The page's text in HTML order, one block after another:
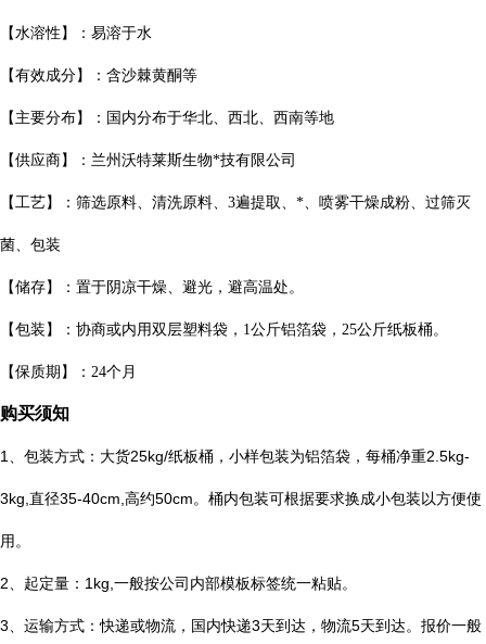
【水溶性】：易溶于水
【有效成分】：含沙棘黄酮等
【主要分布】：国内分布于华北、西北、西南等地
【供应商】：兰州沃特莱斯生物*技有限公司
【工艺】：筛选原料、清洗原料、3遍提取、*、喷雾干燥成粉、过筛灭
菌、包装
【储存】：置于阴凉干燥、避光，避高温处。
【包装】：协商或内用双层塑料袋，1公斤铝箔袋，25公斤纸板桶。
【保质期】：24个月
购买须知
1、包装方式：大货25kg/纸板桶，小样包装为铝箔袋，每桶净重2.5kg-
3kg,直径35-40cm,高约50cm。桶内包装可根据要求换成小包装以方便使
用。
2、起定量：1kg,一般按公司内部模板标签统一粘贴。
3、运输方式：快递或物流，国内快递3天到达，物流5天到达。报价一般